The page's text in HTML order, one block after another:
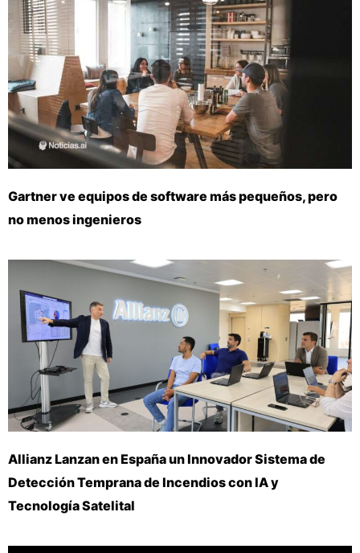
Gartner ve equipos de software más pequeños, pero
no menos ingenieros
Allianz Lanzan en España un Innovador Sistema de
Detección Temprana de Incendios con IA y
Tecnología Satelital